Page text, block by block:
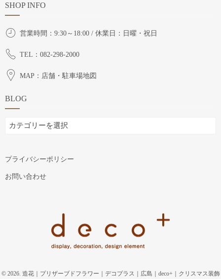
SHOP INFO
営業時間：9:30～18:00 / 休業日：日曜・祝日
TEL：082-298-2000
MAP：店舗・駐車場地図
BLOG
BLOG
プライバシーポリシー
お問い合わせ
© 2026. 造花｜プリザーブドフラワー｜デコプラス｜広島｜deco+｜クリスマス装飾